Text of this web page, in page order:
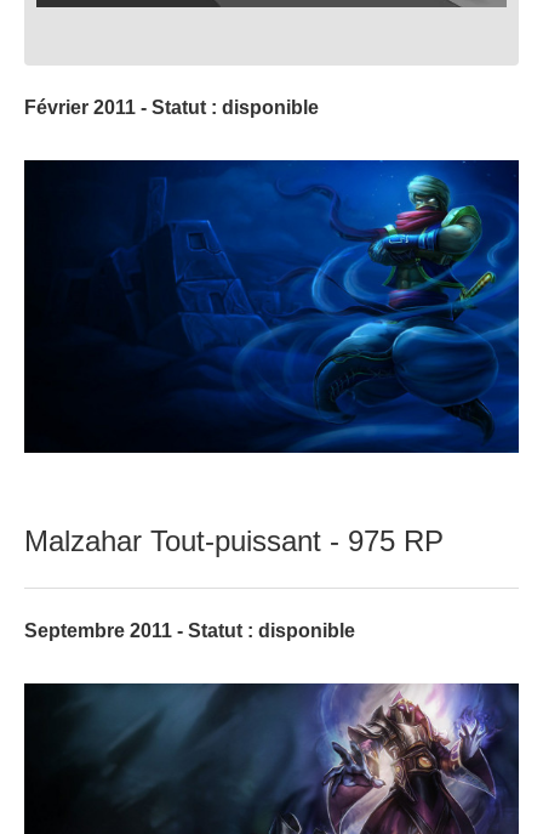
Février 2011 - Statut : disponible
Malzahar Tout-puissant - 975 RP
Septembre 2011 - Statut : disponible